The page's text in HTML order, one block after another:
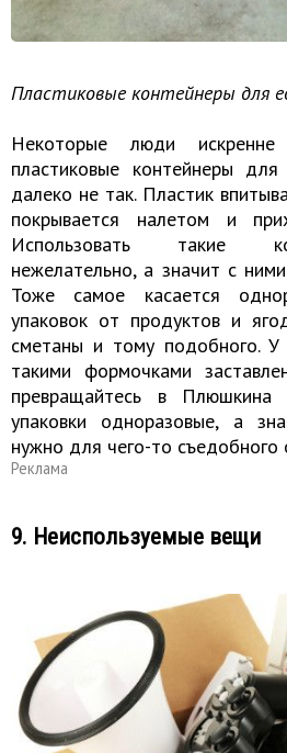
Пластиковые контейнеры для
Некоторые люди
пластиковые контейнеры
далеко не так. Пластик
покрывается налетом и
Использовать такие
нежелательно, а значит с
Тоже самое касается
упаковок от продуктов и
сметаны и тому подобного. У
такими формочками
превращайтесь в
упаковки одноразовые, а
нужно для чего-то съедобного
Реклама
9. Неиспользуемые вещи